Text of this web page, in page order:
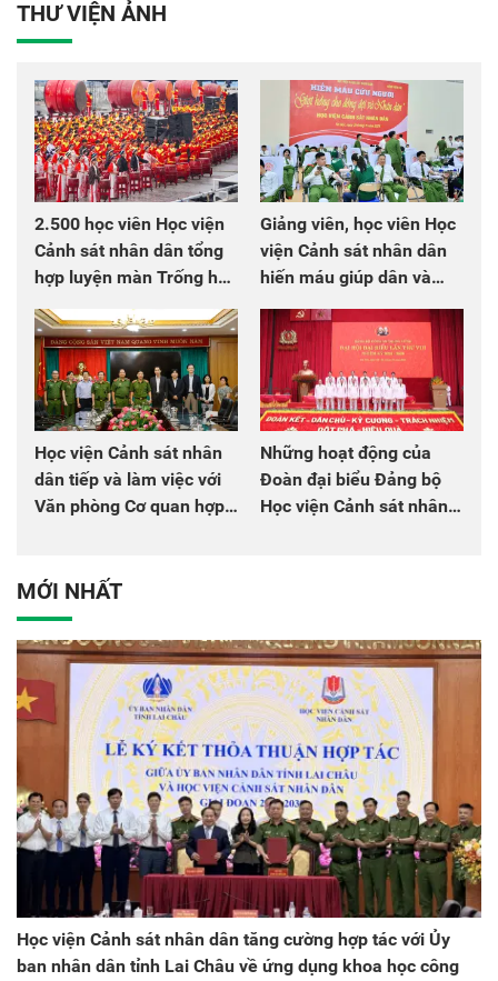
THƯ VIỆN ẢNH
2.500 học viên Học viện
Cảnh sát nhân dân tổng
hợp luyện màn Trống hội
chào mừng Đại hội Đảng
Giảng viên, học viên Học
viện Cảnh sát nhân dân
hiến máu giúp dân và
đồng đội
Học viện Cảnh sát nhân
dân tiếp và làm việc với
Văn phòng Cơ quan hợp
Những hoạt động của
Đoàn đại biểu Đảng bộ
Học viện Cảnh sát nhân
MỚI NHẤT
Học viện Cảnh sát nhân dân tăng cường hợp tác với Ủy
ban nhân dân tỉnh Lai Châu về ứng dụng khoa học công